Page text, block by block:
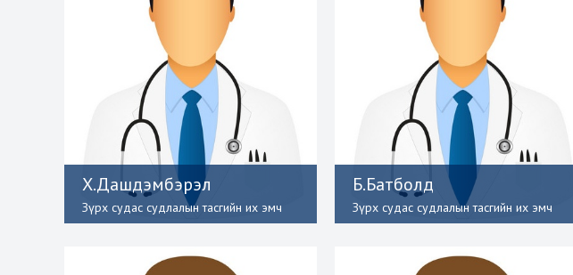
Х.Дашдэмбэрэл
Зүрх судас судлалын тасгийн их эмч
Б.Батболд
Зүрх судас судлалын тасгийн их эмч